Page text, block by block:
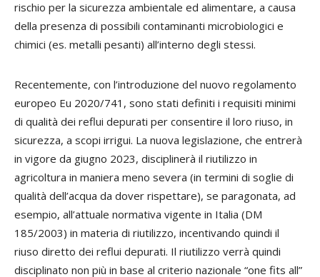
rischio per la sicurezza ambientale ed alimentare, a causa
della presenza di possibili contaminanti microbiologici e
chimici (es. metalli pesanti) all’interno degli stessi.
Recentemente, con l’introduzione del nuovo regolamento
europeo Eu 2020/741, sono stati definiti i requisiti minimi
di qualità dei reflui depurati per consentire il loro riuso, in
sicurezza, a scopi irrigui. La nuova legislazione, che entrerà
in vigore da giugno 2023, disciplinerà il riutilizzo in
agricoltura in maniera meno severa (in termini di soglie di
qualità dell’acqua da dover rispettare), se paragonata, ad
esempio, all’attuale normativa vigente in Italia (DM
185/2003) in materia di riutilizzo, incentivando quindi il
riuso diretto dei reflui depurati. Il riutilizzo verrà quindi
disciplinato non più in base al criterio nazionale “one fits all”